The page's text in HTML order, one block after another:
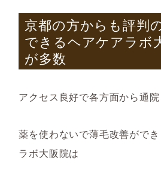
京都の方からも評判
できるヘアケアラボ
が多数
アクセス良好で各方面から通院
薬を使わないで薄毛改善がで
ラボ大阪院は